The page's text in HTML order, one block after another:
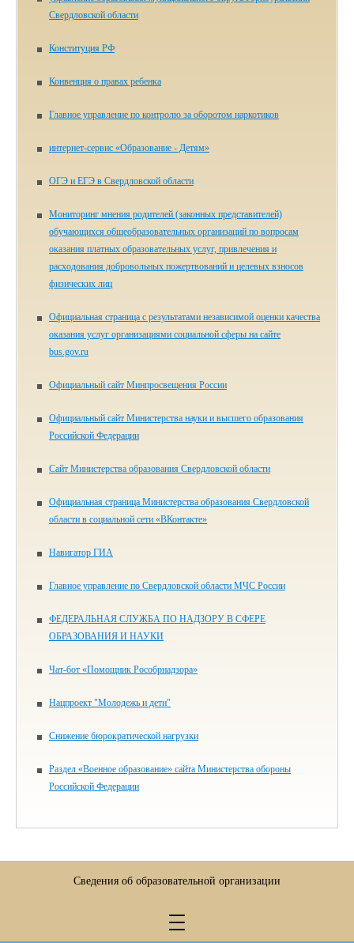
Свердловской области
Конституция РФ
Конвенция о правах ребенка
Главное управление по контролю за оборотом наркотиков
ин­тер­нет-сер­вис «Об­ра­зо­ва­ние - Де­тям»
ОГЭ и ЕГЭ в Свердловской области
Мониторинг мнения родителей (законных представителей)
обучающихся общеобразовательных организаций по вопросам
оказания платных образовательных услуг, привлечения и
расходования добровольных пожертвований и целевых взносов
физических лиц
Официальная страница с результатами независимой оценки качества
оказания услуг организациями социальной сферы на сайте
bus.gov.ru
Официальный сайт Минпросвещения России
Официальный сайт Министерства науки и высшего образования
Российской Федерации
Сайт Министерства образования Свердловской области
Официальная страница Министерства образования Свердловской
области в социальной сети «ВКонтакте»
Навигатор ГИА
Главное управление по Свердловской области МЧС России
ФЕДЕРАЛЬНАЯ СЛУЖБА ПО НАДЗОРУ В СФЕРЕ
ОБРАЗОВАНИЯ И НАУКИ
Чат-бот «Помощник Рособрнадзора»
Нацпроект "Молодежь и дети"
Снижение бюрократической нагрузки
Раздел «Военное образование» сайта Министерства обороны
Российской Федерации
Сведения об образовательной организации